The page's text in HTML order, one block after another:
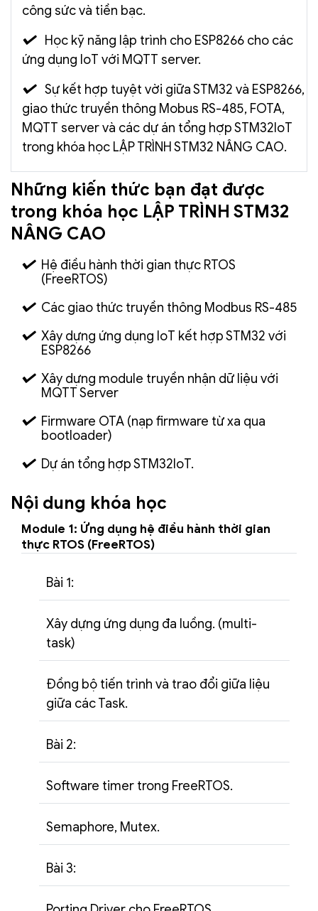
công sức và tiền bạc.
Học kỹ năng lập trình cho ESP8266 cho các
ứng dụng IoT với MQTT server.
Sự kết hợp tuyệt vời giữa STM32 và ESP8266,
giao thức truyền thông Mobus RS-485, FOTA,
MQTT server và các dự án tổng hợp STM32IoT
trong khóa học LẬP TRÌNH STM32 NÂNG CAO.
Những kiến thức bạn đạt được
trong khóa học LẬP TRÌNH STM32
NÂNG CAO
Hệ điều hành thời gian thực RTOS
(FreeRTOS)
Các giao thức truyền thông Modbus RS-485
Xây dựng ứng dụng IoT kết hợp STM32 với
ESP8266
Xây dựng module truyền nhận dữ liệu với
MQTT Server
Firmware OTA (nạp firmware từ xa qua
bootloader)
Dự án tổng hợp STM32IoT.
Nội dung khóa học
Module 1: Ứng dụng hệ điều hành thời gian
thực RTOS (FreeRTOS)
Bài 1:
Xây dựng ứng dụng đa luồng. (multi-
task)
Đồng bộ tiến trình và trao đổi giữa liệu
giữa các Task.
Bài 2:
Software timer trong FreeRTOS.
Semaphore, Mutex.
Bài 3: